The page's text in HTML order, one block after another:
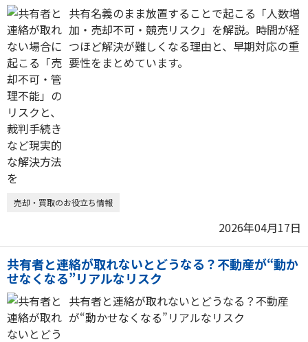
共有名義のまま放置することで起こる「人数増
加・売却不可・競売リスク」を解説。時間が経
つほど解決が難しくなる理由と、早期対応の重
要性をまとめています。
売却・買取のお役立ち情報
2026年04月17日
共有者と連絡が取れないとどうなる？不動産が“動か
せなくなる”リアルなリスク
共有者と連絡が取れないとどうなる？不動産
が“動かせなくなる”リアルなリスク